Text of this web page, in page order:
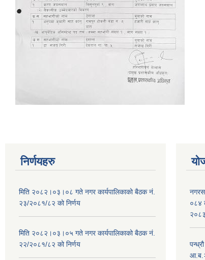
निर्णयहरु
मिति २०८२।०३।०८ गते नगर कार्यपालिकाको बैठक नं.
२३/२०८१/८२ को निर्णय
मिति २०८२।०३।०५ गते नगर कार्यपालिकाको बैठक नं.
२२/२०८१/८२ को निर्णय
०८४